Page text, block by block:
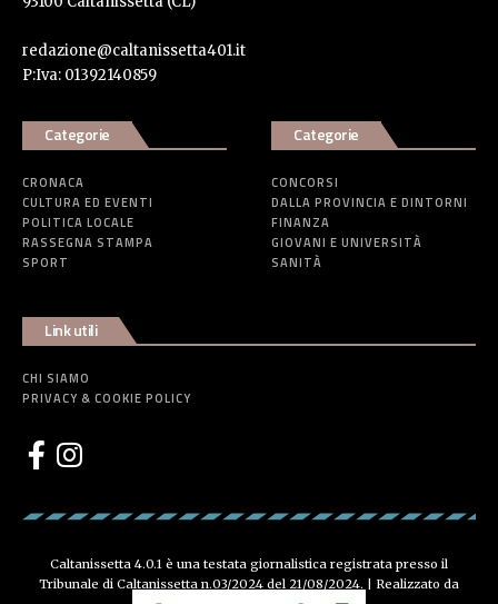
redazione@caltanissetta401.it
P:Iva: 01392140859
Categorie
CRONACA
CULTURA ED EVENTI
POLITICA LOCALE
RASSEGNA STAMPA
SPORT
Categorie
CONCORSI
DALLA PROVINCIA E DINTORNI
FINANZA
GIOVANI E UNIVERSITÀ
SANITÀ
Link utili
CHI SIAMO
PRIVACY & COOKIE POLICY
Caltanissetta 4.0.1 è una testata giornalistica registrata presso il
Tribunale di Caltanissetta n.03/2024 del 21/08/2024. | Realizzato da